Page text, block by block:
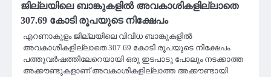
ജില്ലയിലെ ബാങ്കുകളിൽ അവകാശികളില്ലാതെ
307.69 കോടി രൂപയുടെ നിക്ഷേപം
എറണാകുളം ജില്ലയിലെ വിവിധ ബാങ്കുകളിൽ
അവകാശികളില്ലാതെ 307.69 കോടി രൂപയുടെ നിക്ഷേപം.
പത്തുവർഷത്തിലേറെയായി ഒരു ഇടപാടു പോലും നടക്കാത്ത
അക്കൗണ്ടുകളാണ് അവകാശികളില്ലാത്ത അക്കൗണ്ടായി